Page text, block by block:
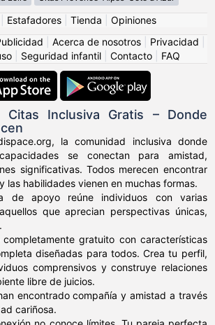
Estafadores Tienda
Opiniones
Acerca de nosotros Privacidad
Seguridad infantil Contacto FAQ
Citas Inclusiva Gratis – Donde
la comunidad inclusiva donde
se conectan para amistad,
significativas. Todos merecen encontrar
las habilidades vienen en muchas formas.
de apoyo reúne individuos con varias
que aprecian perspectivas únicas,
gratuito con características
diseñadas para todos. Crea tu perfil,
comprensivos y construye relaciones
libre de juicios.
encontrado compañía y amistad a través
cariñosa.